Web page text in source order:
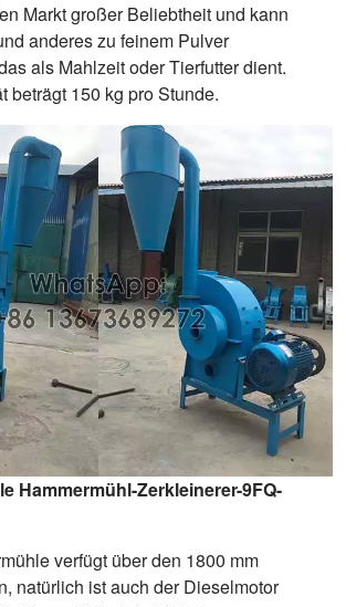
Markt großer Beliebtheit und kann
anderes zu feinem Pulver
als Mahlzeit oder Tierfutter dient.
beträgt 150 kg pro Stunde.
Hammermühl-Zerkleinerer-9FQ-
verfügt über den 1800 mm
natürlich ist auch der Dieselmotor